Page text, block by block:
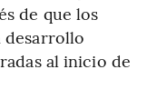
de que los
desarrollo
al inicio de